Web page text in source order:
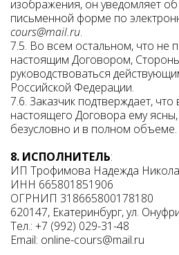
изображения, он уведомляет
письменной форме по
cours@mail.ru.
7.5. Во всем остальном, что не
настоящим Договором,
руководствоваться
Российской Федерации.
7.6. Заказчик подтверждает, что
настоящего Договора ему
безусловно и в полном объеме.
8. ИСПОЛНИТЕЛЬ:
ИП Трофимова Надежда
ИНН 665801851906
ОГРНИП 318665800178180
620147, Екатеринбург, ул.
Тел.: +7 (992) 029-31-48
Email: online-cours@mail.ru